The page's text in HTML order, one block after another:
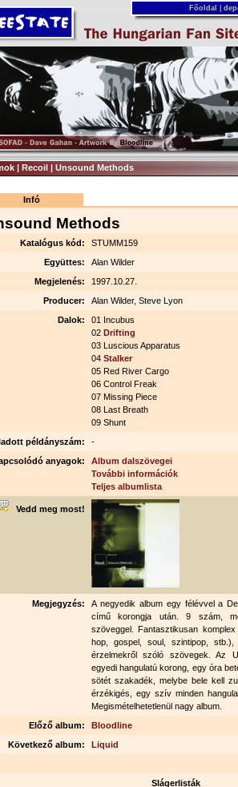
Főoldal
| Recoil | Unsound Methods
Infó
Methods
Katalógus kód:
STUMM159
Együttes:
Alan Wilder
Megjelenés:
1997.10.27.
Producer:
Alan Wilder, Steve Lyon
Dalok:
01 Incubus
02 Drifting
03 Luscious Apparatus
04 Stalker
05 Red River Cargo
06 Control Freak
07 Missing Piece
08 Last Breath
09 Shunt
példányszám:
-
anyagok:
Album dalszövegei
További információk
Teljes albumlista
Vedd meg most!
Megjegyzés:
A negyedik album egy félévvel a
című korongja után. 9 szám,
szöveggel. Fantasztikusan
hop, gospel, soul, szintipop,
érzelmekről szóló szövegek. Az
egyedi hangulatú korong, egy óra
sötét szakadék, melybe bele kell
érzékigés, egy szív minden
Megismételhetetlenül nagy album.
Előző album:
Bloodline
Következő album:
Liquid
Slágerlisták